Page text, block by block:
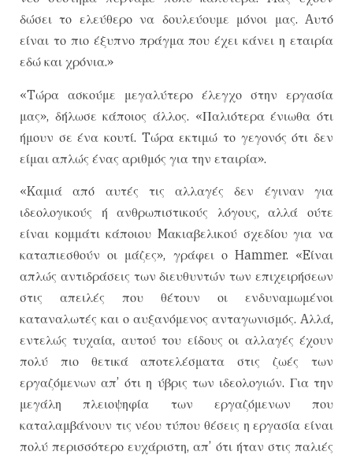
δώσει το ελεύθερο να δουλεύουμε μόνοι μας. Aυτό
είναι το πιο έξυπνο πράγμα που έχει κάνει η εταιρία
εδώ και χρόνια.»
«Tώρα ασκούμε μεγαλύτερο έλεγχο στην εργασία
μας», δήλωσε κάποιος άλλος. «Παλιότερα ένιωθα ότι
ήμουν σε ένα κουτί. Tώρα εκτιμώ το γεγονός ότι δεν
είμαι απλώς ένας αριθμός για την εταιρία».
«Kαμιά από αυτές τις αλλαγές δεν έγιναν για
ιδεολογικούς ή ανθρωπιστικούς λόγους, αλλά ούτε
είναι κομμάτι κάποιου Mακιαβελικού σχεδίου για να
καταπιεσθούν οι μάζες», γράφει ο Hammer. «Eίναι
απλώς αντιδράσεις των διευθυντών των επιχειρήσεων
στις απειλές που θέτουν οι ενδυναμωμένοι
καταναλωτές και ο αυξανόμενος ανταγωνισμός. Aλλά,
εντελώς τυχαία, αυτού του είδους οι αλλαγές έχουν
πολύ πιο θετικά αποτελέσματα στις ζωές των
εργαζόμενων απ’ ότι η ύβρις των ιδεολογιών. Για την
μεγάλη πλειοψηφία των εργαζόμενων που
καταλαμβάνουν τις νέου τύπου θέσεις η εργασία είναι
πολύ περισσότερο ευχάριστη, απ’ ότι ήταν στις παλιές